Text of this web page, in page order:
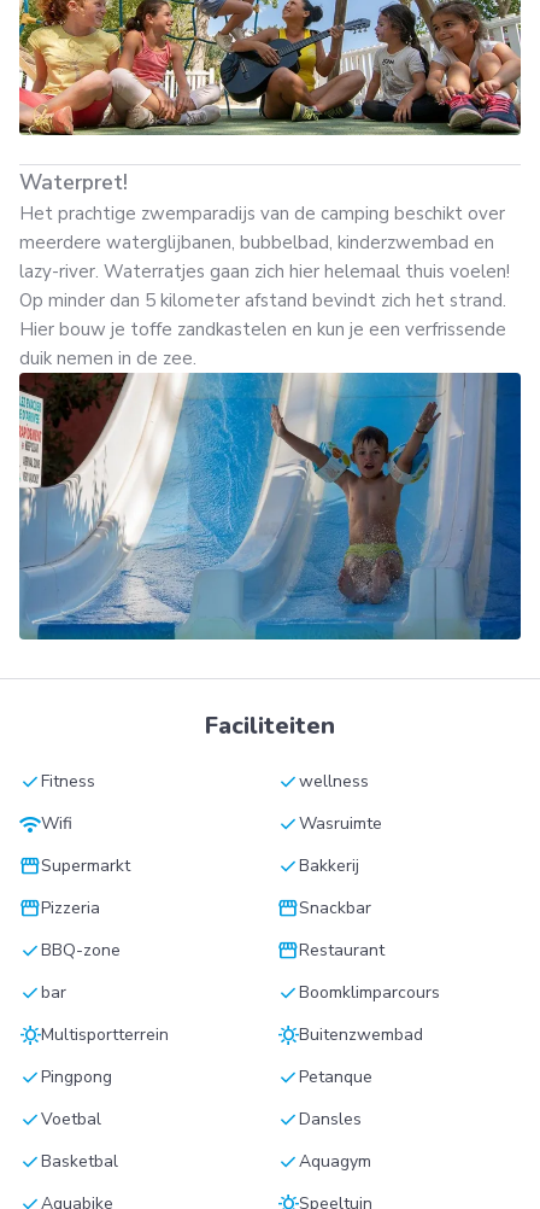
Waterpret!
Het prachtige zwemparadijs van de camping beschikt over
meerdere waterglijbanen, bubbelbad, kinderzwembad en
lazy-river. Waterratjes gaan zich hier helemaal thuis voelen!
Op minder dan 5 kilometer afstand bevindt zich het strand.
Hier bouw je toffe zandkastelen en kun je een verfrissende
duik nemen in de zee.
Faciliteiten
checkFitness checkwellness
wifiWifi checkWasruimte
storefrontSupermarkt checkBakkerij
storefrontPizzeria storefrontSnackbar
checkBBQ-zone storefrontRestaurant
checkbar checkBoomklimparcours
sunnyMultisportterrein sunnyBuitenzwembad
checkPingpong checkPetanque
checkVoetbal checkDansles
checkBasketbal checkAquagym
Aquabike Speeltuin